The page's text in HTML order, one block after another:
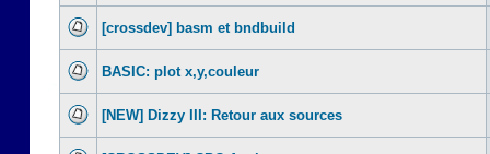
[crossdev] basm et bndbuild
BASIC: plot x,y,couleur
[NEW] Dizzy III: Retour aux sources